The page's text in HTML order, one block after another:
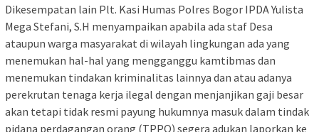
Dikesempatan lain Plt. Kasi Humas Polres Bogor IPDA Yulista
Mega Stefani, S.H menyampaikan apabila ada staf Desa
ataupun warga masyarakat di wilayah lingkungan ada yang
menemukan hal-hal yang mengganggu kamtibmas dan
menemukan tindakan kriminalitas lainnya dan atau adanya
perekrutan tenaga kerja ilegal dengan menjanjikan gaji besar
akan tetapi tidak resmi payung hukumnya masuk dalam tindak
pidana perdagangan orang (TPPO) segera adukan laporkan ke